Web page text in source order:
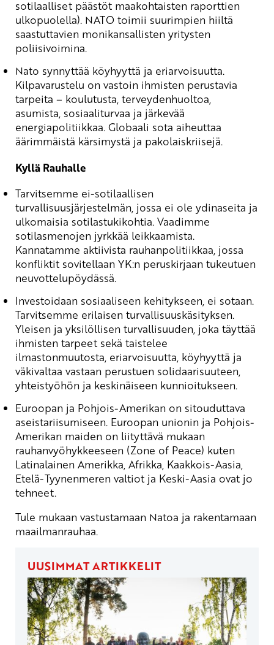
sotilaalliset päästöt maakohtaisten raporttien
ulkopuolella). NATO toimii suurimpien hiiltä
saastuttavien monikansallisten yritysten
poliisivoimina.
Nato synnyttää köyhyyttä ja eriarvoisuutta.
Kilpavarustelu on vastoin ihmisten perustavia
tarpeita – koulutusta, terveydenhuoltoa,
asumista, sosiaaliturvaa ja järkevää
energiapolitiikkaa. Globaali sota aiheuttaa
äärimmäistä kärsimystä ja pakolaiskriisejä.
Kyllä Rauhalle
Tarvitsemme ei-sotilaallisen
turvallisuusjärjestelmän, jossa ei ole ydinaseita ja
ulkomaisia sotilastukikohtia. Vaadimme
sotilasmenojen jyrkkää leikkaamista.
Kannatamme aktiivista rauhanpolitiikkaa, jossa
konfliktit sovitellaan YK:n peruskirjaan tukeutuen
neuvottelupöydässä.
Investoidaan sosiaaliseen kehitykseen, ei sotaan.
Tarvitsemme erilaisen turvallisuuskäsityksen.
Yleisen ja yksilöllisen turvallisuuden, joka täyttää
ihmisten tarpeet sekä taistelee
ilmastonmuutosta, eriarvoisuutta, köyhyyttä ja
väkivaltaa vastaan perustuen solidaarisuuteen,
yhteistyöhön ja keskinäiseen kunnioitukseen.
Euroopan ja Pohjois-Amerikan on sitouduttava
aseistariisumiseen. Euroopan unionin ja Pohjois-
Amerikan maiden on liityttävä mukaan
rauhanvyöhykkeeseen (Zone of Peace) kuten
Latinalainen Amerikka, Afrikka, Kaakkois-Aasia,
Etelä-Tyynenmeren valtiot ja Keski-Aasia ovat jo
tehneet.
Tule mukaan vastustamaan Natoa ja rakentamaan
maailmanrauhaa.
UUSIMMAT ARTIKKELIT